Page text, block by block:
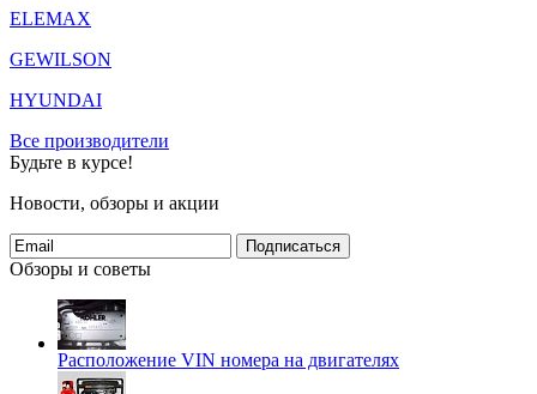
ELEMAX
GEWILSON
HYUNDAI
Все производители
Будьте в курсе!
Новости, обзоры и акции
Подписаться
Обзоры и советы
Расположение VIN номера на двигателях